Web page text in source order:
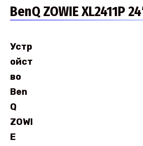
BenQ ZOWIE XL2411P
Устр
ойст
во
Ben
Q
ZOWI
E